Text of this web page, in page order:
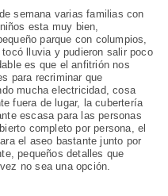
semana varias familias con
esta muy bien,
parque con columpios,
tocó lluvia y pudieron salir poco
es que el anfitrión nos
para recriminar que
mucha electricidad, cosa
fuera de lugar, la cubertería
escasa para las personas
completo por persona, el
el aseo bastante junto por
pequeños detalles que
no sea una opción.